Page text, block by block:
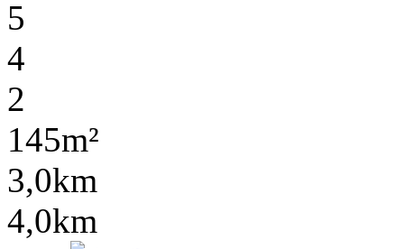
5
4
2
145m²
3,0km
4,0km